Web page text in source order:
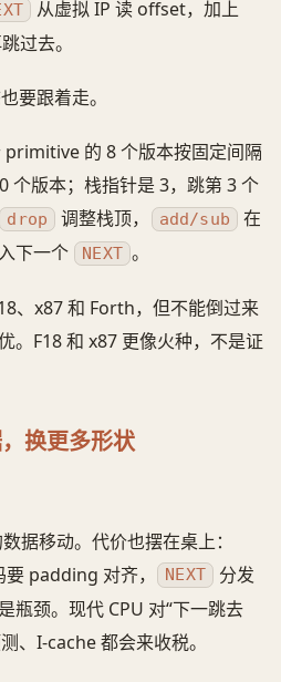
从虚拟 IP 读 offset，加上
过去。
要跟着走。
primitive 的 8 个版本按固定间隔
个版本；栈指针是 3，跳第 3 个
drop 调整栈顶， add/sub
在
下一个
NEXT 。
、x87 和 Forth，但不能倒过来
。F18 和 x87 更像火种，不是证
换更多形状
据移动。代价也摆在桌上：
padding 对齐，
NEXT
分发
瓶颈。现代 CPU 对“下一跳去
、I-cache 都会来收税。